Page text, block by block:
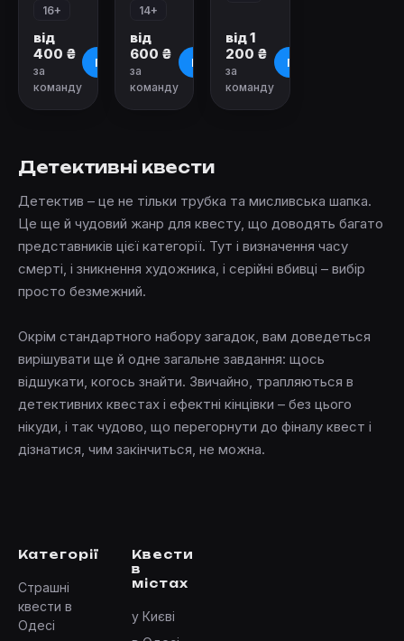
16+
від
400 ₴
за
команду
Про квест
14+
від
600 ₴
за
команду
Про квест
від 1
200 ₴
за
команду
Про квест
Детективні квести
Детектив – це не тільки трубка та мисливська шапка.
Це ще й чудовий жанр для квесту, що доводять багато
представників цієї категорії. Тут і визначення часу
смерті, і зникнення художника, і серійні вбивці – вибір
просто безмежний.
Окрім стандартного набору загадок, вам доведеться
вирішувати ще й одне загальне завдання: щось
відшукати, когось знайти. Звичайно, трапляються в
детективних квестах і ефектні кінцівки – без цього
нікуди, і так чудово, що перегорнути до фіналу квест і
дізнатися, чим закінчиться, не можна.
Категорії
Страшні
квести в
Одесі
Квести
в
містах
у Києві